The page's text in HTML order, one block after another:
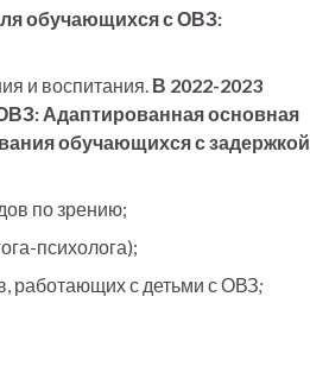
обучающихся с ОВЗ:
и воспитания. В 2022-2023
Адаптированная основная
обучающихся с задержкой
по зрению;
психолога);
работающих с детьми с ОВЗ;